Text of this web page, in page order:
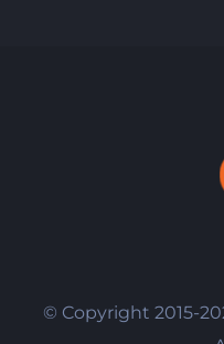
© Copyright 2015-